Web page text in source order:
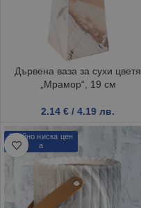
Дървена ваза за сухи цветя
„Мрамор“, 19 см
2.14€ / 4.19 лв.
Трайно ниска цен
а